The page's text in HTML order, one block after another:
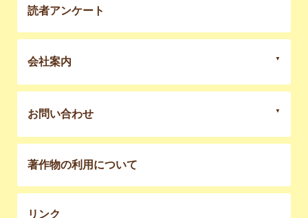
読者アンケート
会社案内
お問い合わせ
著作物の利用について
リンク